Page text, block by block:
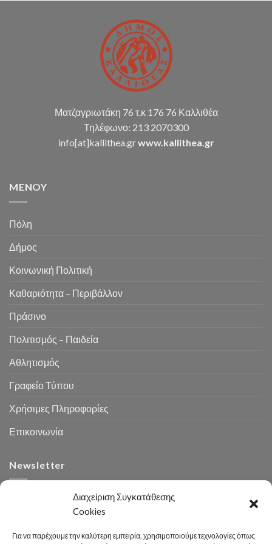
Διαχείριση Συγκατάθεσης
Cookies
Για να παρέχουμε την καλύτερη εμπειρία, χρησιμοποιούμε τεχνολογίες όπως
σύνταξη
καταστάσεων
κ.α.)
Ματζαγριωτάκη 76 τ.κ 176 76 Καλλιθέα
Τηλέφωνο: 213 2070300
info[at]kallithea.grwww.kallithea.gr
MENOY
Πόλη
Δήμος
Κοινωνική Πολιτική
Καθαριότητα – Περιβάλλον
Πράσινο
Πολιτισμός – Παιδεία
Αθλητισμός
Γραφείο Τύπου
Χρήσιμες Πληροφορίες
Επικοινωνία
Newsletter